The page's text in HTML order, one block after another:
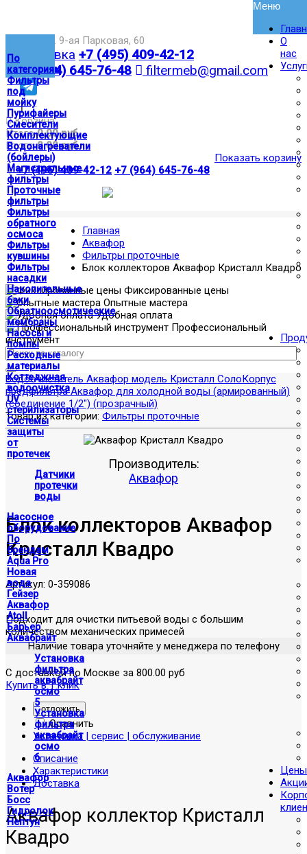
По
категориям
Фильтры
под
мойку
Пурифайеры
Смесители
Комплектующие
Водонагреватели
(бойлеры)
Магистральные
фильтры
Проточные
фильтры
Фильтры
обратного
осмоса
Фильтры
кувшины
Фильтры
насадки
Накопительные
баки
Обратноосмотические
мембраны
Насосы и
помпы
Расходные
материалы
Коттеджная
водоочистка
UV
стерилизаторы
Системы
защиты
от
протечек
Датчики
протечки
воды
Насосное
оборудование
По
брендам
Aqua Pro
Новая
вода
Гейзер
Аквафор
Atoll
Барьер
Аквабрайт
Установка
фильтра
аквабрайт
осмо
5
Установка
фильтра
аквабрайт
осмо
6
Аквафор
Вотер
Босс
Гидролок
Нептун
Москва,ул. 9-ая Парковая, 60
Доставка +7 (495) 409-42-12
+7 (964) 645-76-48
filtermeb@gmail.com
|
Корзина:
Итого0.00 руб
Итого0.00 руб
Показать корзину
| +7 (495) 409-42-12 +7 (964) 645-76-48
О
нас
Цены
Главная
Аквафор
Фильтры проточные
Блок коллекторов Аквафор Кристалл Квадро
Фиксированные цены
Опытные мастера
Удобная оплата
Профессиональный
инструмент
Водоочиститель Аквафор модель Кристалл СолоКорпус
предфильтра Аквафор для холодной воды (армированный)
(соединение 1/2") (прозрачный)
Товар из категории: Фильтры проточные
Производитель:
Аквафор
Блок коллекторов Аквафор
Кристалл Квадро
Артикул: 0-359086
Подходит для очистки питьевой воды с большим
количеством механических примесей
Наличие товара уточняйте у менеджера по телефону
С доставкой по Москве за 800.00 руб
Купить в 1 клик
отложить
Сравнить
Установка | сервис | обслуживание
Описание
Характеристики
Доставка
Аквафор коллектор Кристалл
Квадро